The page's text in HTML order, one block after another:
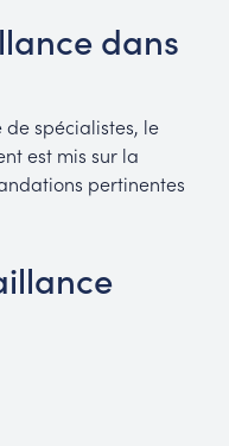
dans
spécialistes, le
est mis sur la
pertinentes